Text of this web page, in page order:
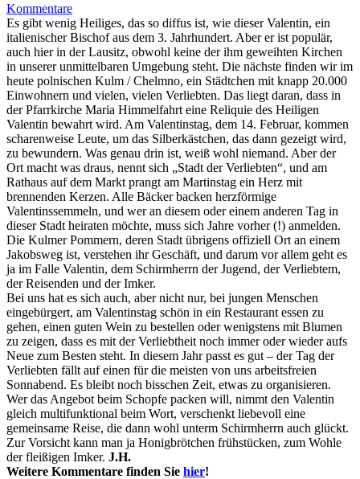
Kommentare
Es gibt wenig Heiliges, das so diffus ist, wie dieser Valentin, ein
italienischer Bischof aus dem 3. Jahrhundert. Aber er ist populär,
auch hier in der Lausitz, obwohl keine der ihm geweihten Kirchen
in unserer unmittelbaren Umgebung steht. Die nächste finden wir im
heute polnischen Kulm / Chelmno, ein Städtchen mit knapp 20.000
Einwohnern und vielen, vielen Verliebten. Das liegt daran, dass in
der Pfarrkirche Maria Himmelfahrt eine Reliquie des Heiligen
Valentin bewahrt wird. Am Valentinstag, dem 14. Februar, kommen
scharenweise Leute, um das Silberkästchen, das dann gezeigt wird,
zu bewundern. Was genau drin ist, weiß wohl niemand. Aber der
Ort macht was draus, nennt sich „Stadt der Verliebten“, und am
Rathaus auf dem Markt prangt am Martinstag ein Herz mit
brennenden Kerzen. Alle Bäcker backen herzförmige
Valentinssemmeln, und wer an diesem oder einem anderen Tag in
dieser Stadt heiraten möchte, muss sich Jahre vorher (!) anmelden.
Die Kulmer Pommern, deren Stadt übrigens offiziell Ort an einem
Jakobsweg ist, verstehen ihr Geschäft, und darum vor allem geht es
ja im Falle Valentin, dem Schirmherrn der Jugend, der Verliebtem,
der Reisenden und der Imker.
Bei uns hat es sich auch, aber nicht nur, bei jungen Menschen
eingebürgert, am Valentinstag schön in ein Restaurant essen zu
gehen, einen guten Wein zu bestellen oder wenigstens mit Blumen
zu zeigen, dass es mit der Verliebtheit noch immer oder wieder aufs
Neue zum Besten steht. In diesem Jahr passt es gut – der Tag der
Verliebten fällt auf einen für die meisten von uns arbeitsfreien
Sonnabend. Es bleibt noch bisschen Zeit, etwas zu organisieren.
Wer das Angebot beim Schopfe packen will, nimmt den Valentin
gleich multifunktional beim Wort, verschenkt liebevoll eine
gemeinsame Reise, die dann wohl unterm Schirmherrn auch glückt.
Zur Vorsicht kann man ja Honigbrötchen frühstücken, zum Wohle
der fleißigen Imker. J.H.
Weitere Kommentare finden Sie hier!